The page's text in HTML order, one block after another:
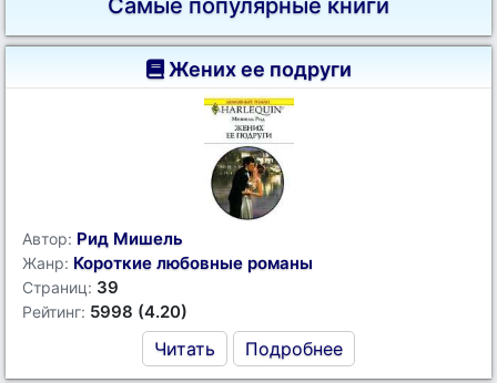
Самые популярные книги
Жених ее подруги
Автор: Рид Мишель
Жанр: Короткие любовные романы
Страниц: 39
Рейтинг: 5998 (4.20)
Читать Подробнее